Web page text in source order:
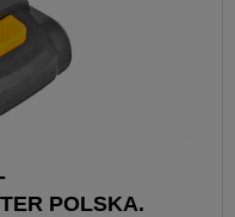
POLSKA.